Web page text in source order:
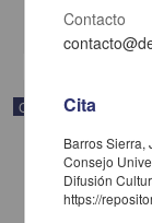
Correspondencia postal
Contacto
Cita
Barros Sierra,
Consejo
Difusión
https://